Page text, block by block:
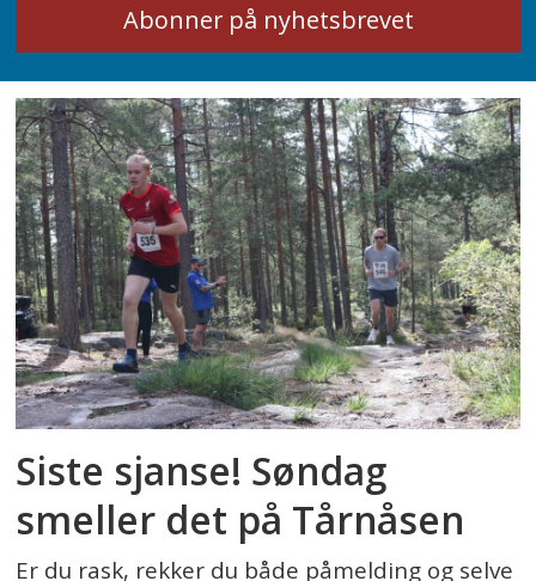
Siste sjanse! Søndag
smeller det på Tårnåsen
Er du rask, rekker du både påmelding og selve